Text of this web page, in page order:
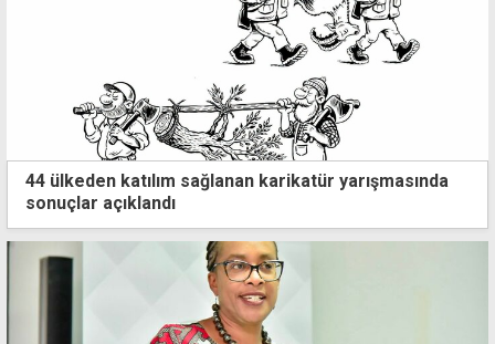
44 ülkeden katılım sağlanan karikatür yarışmasında
sonuçlar açıklandı